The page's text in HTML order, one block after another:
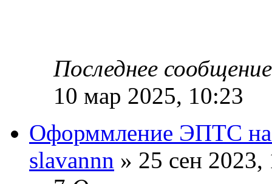
Последнее
10 мар 2025, 10:23
Оформмление ЭПТС на
slavannn » 25 сен 2023,